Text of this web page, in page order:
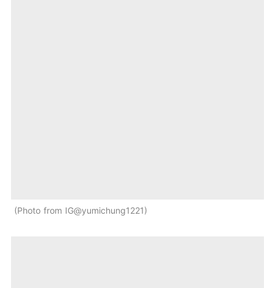
Photo from IG@yumichung1221